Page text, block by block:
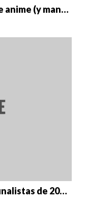
San Valentín: Cinco parejas de anime (y manga) para recordar
Arigatou: Lady Otaku entre finalistas de 20Blogs peruanos